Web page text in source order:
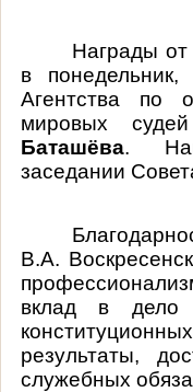
Награды от
в понедельник,
Агентства по
мировых
Баташёва.
заседании
В.А.
вклад в дело
результаты,
служебных